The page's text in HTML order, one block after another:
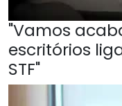
"Vamos
escritórios
STF"